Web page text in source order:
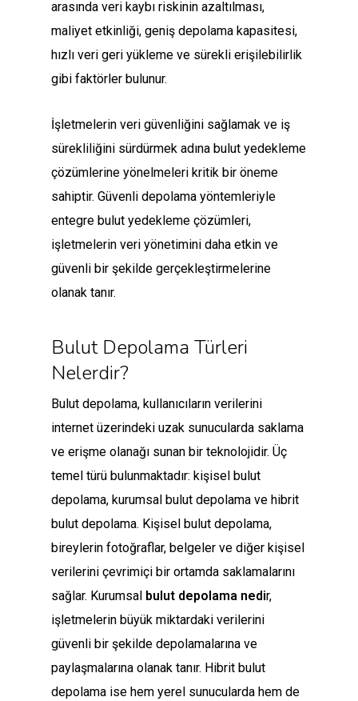
arasında veri kaybı riskinin azaltılması,
maliyet etkinliği, geniş depolama kapasitesi,
hızlı veri geri yükleme ve sürekli erişilebilirlik
gibi faktörler bulunur.
İşletmelerin veri güvenliğini sağlamak ve iş
sürekliliğini sürdürmek adına bulut yedekleme
çözümlerine yönelmeleri kritik bir öneme
sahiptir. Güvenli depolama yöntemleriyle
entegre bulut yedekleme çözümleri,
işletmelerin veri yönetimini daha etkin ve
güvenli bir şekilde gerçekleştirmelerine
olanak tanır.
Bulut Depolama Türleri
Nelerdir?
Bulut depolama, kullanıcıların verilerini
internet üzerindeki uzak sunucularda saklama
ve erişme olanağı sunan bir teknolojidir. Üç
temel türü bulunmaktadır: kişisel bulut
depolama, kurumsal bulut depolama ve hibrit
bulut depolama. Kişisel bulut depolama,
bireylerin fotoğraflar, belgeler ve diğer kişisel
verilerini çevrimiçi bir ortamda saklamalarını
sağlar. Kurumsal bulut depolama nedir,
işletmelerin büyük miktardaki verilerini
güvenli bir şekilde depolamalarına ve
paylaşmalarına olanak tanır. Hibrit bulut
depolama ise hem yerel sunucularda hem de